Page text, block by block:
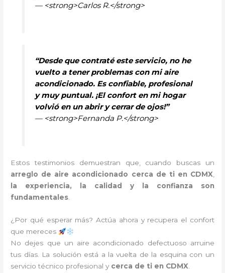
— <strong>Carlos R.</strong>
“Desde que contraté este servicio, no he
vuelto a tener problemas con mi aire
acondicionado. Es confiable, profesional
y muy puntual. ¡El confort en mi hogar
volvió en un abrir y cerrar de ojos!”
— <strong>Fernanda P.</strong>
Estos testimonios demuestran que, cuando buscas un
arreglo de aire acondicionado cerca de ti en CDMX,
la experiencia, la calidad y la confianza son
fundamentales.
¿Por qué esperar más? Actúa ahora y recupera el confort
que mereces
No dejes que un aire acondicionado defectuoso arruine
tus días. La solución está a la vuelta de la esquina con un
servicio técnico profesional y cerca de ti en CDMX.